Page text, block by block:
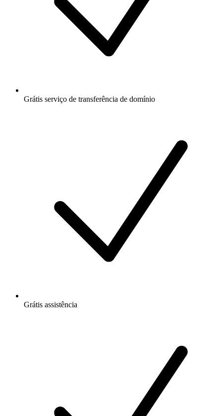
Grátis serviço de transferência de domínio
Grátis assistência